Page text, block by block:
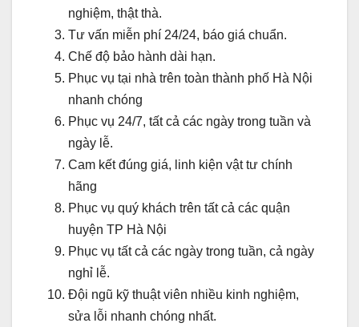
nghiệm, thật thà.
Tư vấn miễn phí 24/24, báo giá chuẩn.
Chế độ bảo hành dài hạn.
Phục vụ tại nhà trên toàn thành phố Hà Nội
nhanh chóng
Phục vụ 24/7, tất cả các ngày trong tuần và
ngày lễ.
Cam kết đúng giá, linh kiện vật tư chính
hãng
Phục vụ quý khách trên tất cả các quận
huyện TP Hà Nội
Phục vụ tất cả các ngày trong tuần, cả ngày
nghỉ lễ.
Đội ngũ kỹ thuật viên nhiều kinh nghiệm,
sửa lỗi nhanh chóng nhất.